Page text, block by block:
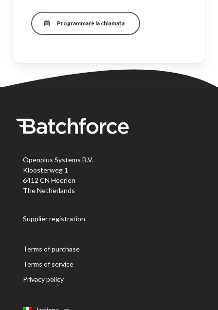
Programmare la chiamata
Openplus Systems B.V.
Kloosterweg 1
6412 CN Heerlen
The Netherlands
Supplier registration
Terms of purchase
Terms of service
Privacy policy